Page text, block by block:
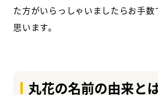
た方がいらっしゃいましたらお手
思います。
丸花の名前の由来と